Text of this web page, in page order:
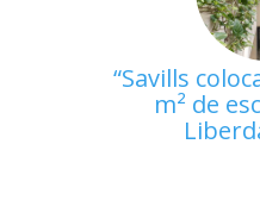
Savills
m² de